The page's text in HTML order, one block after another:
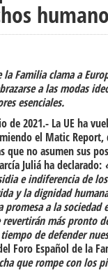
la Familia clama a
a las modas
esenciales.
de 2021.- La UE ha
el Matic
que no asumen sus
Juliá ha declarado:
e indiferencia de
y la dignidad
a la sociedad
más pronto
tiempo de defender
Foro Español de la
que rompe con los